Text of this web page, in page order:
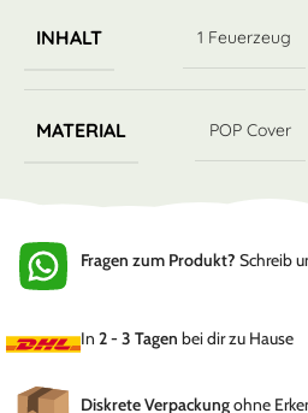
INHALT 1 Feuerzeug
MATERIAL POP Cover
Fragen zum Produkt? Schreib
In 2 - 3 Tagen bei dir zu Hause
Diskrete Verpackungohne